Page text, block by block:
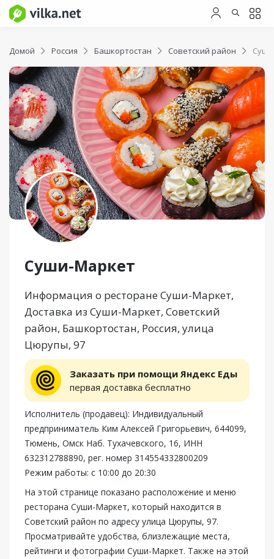
Домой Россия Башкортостан Советский район
Суши-Маркет
Информация о ресторане Суши-Маркет,
Доставка из Суши-Маркет, Советский
район, Башкортостан, Россия, улица
Цюрупы, 97
Заказать при помощи Яндекс Еды
первая доставка бесплатно
Исполнитель (продавец): Индивидуальный
предприниматель Ким Алексей Григорьевич, 644099,
Тюмень, Омск Наб. Тухачевского, 16, ИНН
632312788890, рег. номер 314554332800209
Режим работы: с 10:00 до 20:30
На этой странице показано расположение и меню
ресторана Суши-Маркет, который находится в
Советский район по адресу улица Цюрупы, 97.
Просматривайте удобства, близлежащие места,
рейтинги и фотографии Суши-Маркет. Также на этой